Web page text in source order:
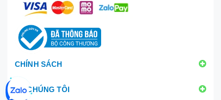
CHÍNH SÁCH
VỀ CHÚNG TÔI